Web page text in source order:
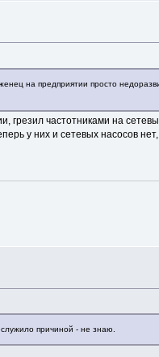
на предприятии просто
частотниками на
у них и сетевых насосов нет,
причиной - не знаю.